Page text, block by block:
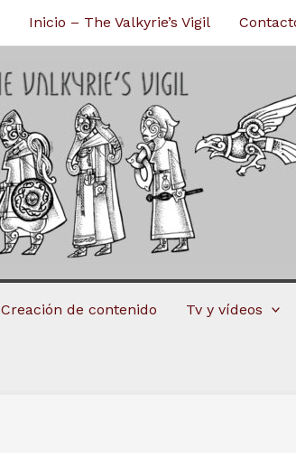
Inicio – The Valkyrie’s Vigil
Creación de contenido Tv y vídeos